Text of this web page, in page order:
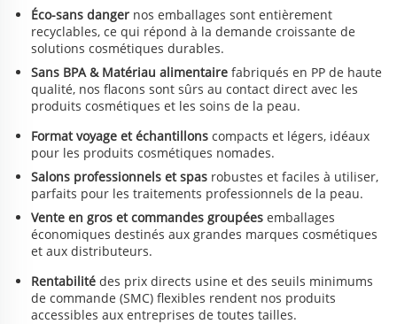
Éco-sans danger nos emballages sont entièrement
recyclables, ce qui répond à la demande croissante de
solutions cosmétiques durables.
Sans BPA & Matériau alimentaire fabriqués en PP de haute
qualité, nos flacons sont sûrs au contact direct avec les
produits cosmétiques et les soins de la peau.
Format voyage et échantillons compacts et légers, idéaux
pour les produits cosmétiques nomades.
Salons professionnels et spas robustes et faciles à utiliser,
parfaits pour les traitements professionnels de la peau.
Vente en gros et commandes groupées emballages
économiques destinés aux grandes marques cosmétiques
et aux distributeurs.
Rentabilité des prix directs usine et des seuils minimums
de commande (SMC) flexibles rendent nos produits
accessibles aux entreprises de toutes tailles.